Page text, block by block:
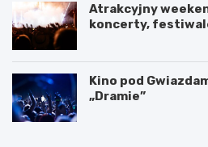
Atrakcyjny
koncerty,
Kino pod
„Dramie”
K
P